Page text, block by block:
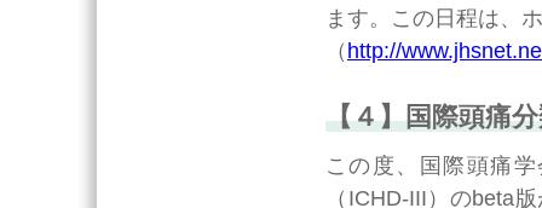
ます。この日程は、
（http://
【４】国際頭痛
この度、国際頭痛
（ICHD-III）のbeta